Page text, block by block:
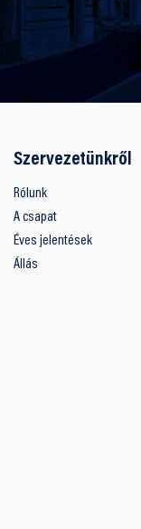
Szervezetünkről
Rólunk
A csapat
Éves jelentések
Állás